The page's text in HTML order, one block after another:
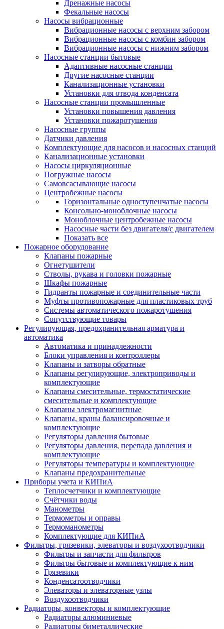
Дренажные насосы
Фекальные насосы
Насосы вибрационные
Вибрационные насосы с верхним забором
Вибрационные насосы с комбин забором
Вибрационные насосы с нижним забором
Насосные станции бытовые
Адаптивные насосные станции
Другие насосные станции
Канализационные установки
Установки для отвода конденсата
Насосные станции промышленные
Установки повышения давления
Установки пожаротушения
Насосные группы
Датчики давления
Комплектующие для насосов и насосных станций
Канализационные установки
Насосы циркуляционные
Погружные насосы
Самовсасывающие насосы
Центробежные насосы
Горизонтальные одноступенчатые насосы
Консольно-моноблочные насосы
Моноблочные центробежные насосы
Насосные части без двигателя/с двигателем
Показать все
Пожарное оборудование
Клапаны пожарные
Огнетушители
Стволы, рукава и головки пожарные
Шкафы пожарные
Гидранты пожарные и соединительные части
Муфты противопожарные для пластиковых труб
Системы автоматического пожаротушения
Сопутствующие товары
Регулирующая, предохранительная арматура и
автоматика
Автоматика и принадлежности
Блоки управления и контроллеры
Клапаны и затворы обратные
Клапаны регулирующие, электроприводы и
комплектующие
Клапаны смесительные, термостатические
смесительные и комплектующие
Клапаны электромагнитные
Клапаны, краны балансировочные и
комплектующие
Регуляторы давления бытовые
Регуляторы давления, перепада давления и
комплектующие
Регуляторы температуры и комплектующие
Клапаны предохранительные
Приборы учета и КИПиА
Теплосчетчики и комплектующие
Счётчики воды
Манометры
Термометры и оправы
Термоманометры
Комплектующие для КИПиА
Фильтры, грязевики, элеваторы и воздухоотводчики
Фильтры и запчасти для фильтров
Фильтры бытовые и комплектующие к ним
Грязевики
Конденсатоотводчики
Элеваторы и элеваторные узлы
Воздухоотводчики
Радиаторы, конвекторы и комплектующие
Радиаторы алюминиевые
Радиаторы биметаллические